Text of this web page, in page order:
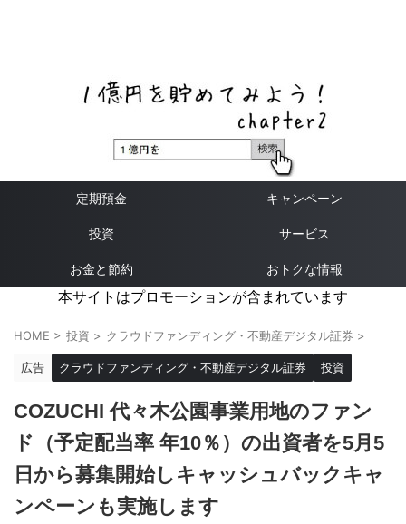
定期預金 キャンペーン
投資 サービス
お金と節約 おトクな情報
本サイトはプロモーションが含まれています
HOME > 投資 > クラウドファンディング・不動産デジタル証券 >
広告 クラウドファンディング・不動産デジタル証券 投資
COZUCHI 代々木公園事業用地のファン
ド（予定配当率 年10％）の出資者を5月5
日から募集開始しキャッシュバックキャ
ンペーンも実施します